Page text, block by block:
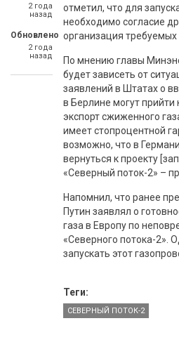
2 года
назад
Обновлено
2 года
назад
отметил, что для
необходимо согласие
организация требуемых
По мнению главы
будет зависеть от
заявлений в Штатах о
в Берлине могут прийти
экспорт сжиженного
имеет стопроцентной
возможно, что в
вернуться к проекту
«Северный поток-2» –
Напомнил, что ранее
Путин заявлял о
газа в Европу по
«Северного потока-2».
запускать этот
Теги:
СЕВЕРНЫЙ ПОТОК-2